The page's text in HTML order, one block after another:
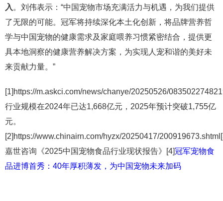
入 。刘伟表示：“中国宠物市场充满活力与机遇，为我们提供
了无限的可能。冠军将持续深化本土化创新，将品牌营养哲
学与中国宠物的健康需求及家庭喂养习惯紧密结合，提供更
具本地洞察的健康营养解决方案，为实现人宠和谐的美好未
来贡献力量。”
[1]https://m.askci.com/news/chanye/20250526/
行业规模在2024年已达1,668亿元，2025年预计突破1,755亿
元。
[2]https://www.chinairn.com/hyzx/20250417/
嘉世咨询《2025中国宠物食品行业现状报告》[4]冠军宠物食
品进博首秀：40年厚积薄发，为中国宠物未来加码